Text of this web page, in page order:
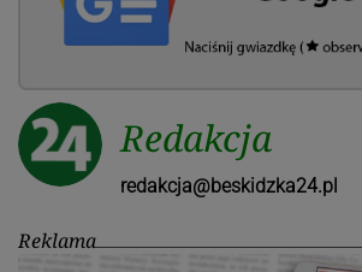
Redakcja
redakcja@beskidzka24.pl
Reklama